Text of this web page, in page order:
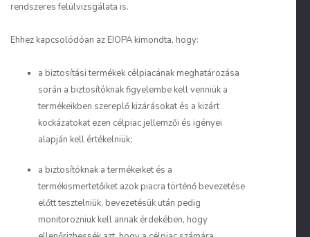
rendszeres felülvizsgálata is.
Ehhez kapcsolódóan az EIOPA kimondta, hogy:
a biztosítási termékek célpiacának meghatározása
során a biztosítóknak figyelembe kell venniük a
termékeikben szereplő kizárásokat és a kizárt
kockázatokat ezen célpiac jellemzői és igényei
alapján kell értékelniük;
a biztosítóknak a termékeiket és a
termékismertetőiket azok piacra történő bevezetése
előtt tesztelniük, bevezetésük után pedig
monitorozniuk kell annak érdekében, hogy